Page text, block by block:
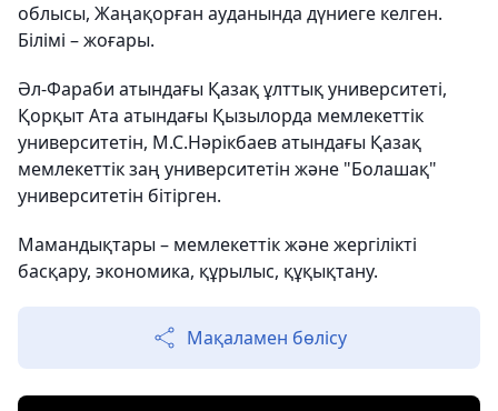
облысы, Жаңақорған ауданында дүниеге келген.
Білімі – жоғары.
Әл-Фараби атындағы Қазақ ұлттық университеті,
Қорқыт Ата атындағы Қызылорда мемлекеттік
университетін, М.С.Нәрікбаев атындағы Қазақ
мемлекеттік заң университетін және "Болашақ"
университетін бітірген.
Мамандықтары – мемлекеттік және жергілікті
басқару, экономика, құрылыс, құқықтану.
Мақаламен бөлісу